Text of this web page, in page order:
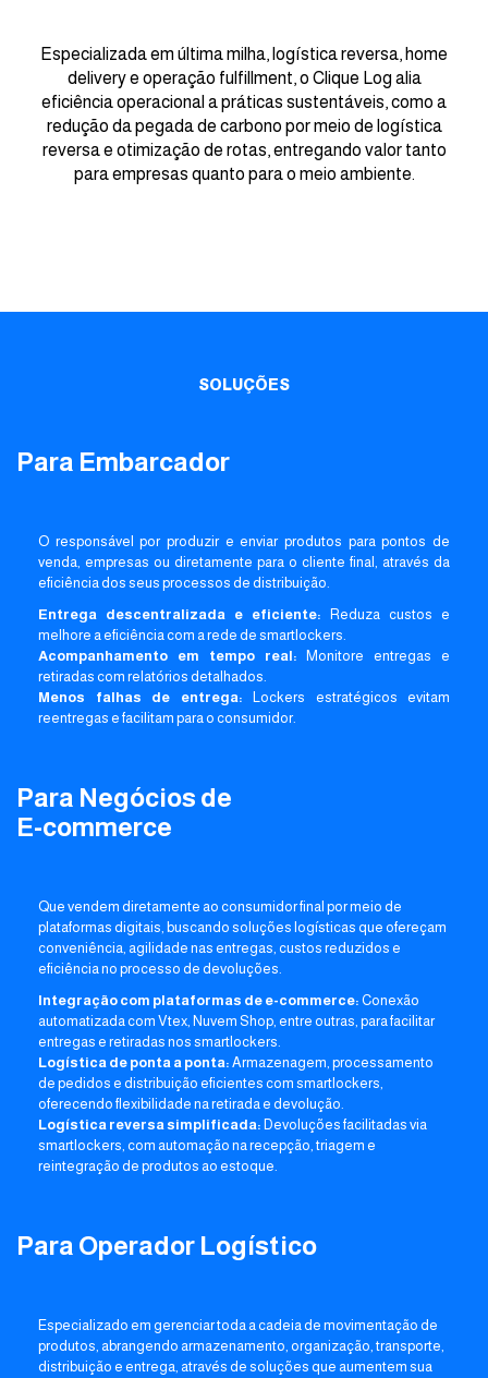
Especializada em última milha, logística reversa, home
delivery e operação fulfillment, o Clique Log alia
eficiência operacional a práticas sustentáveis, como a
redução da pegada de carbono por meio de logística
reversa e otimização de rotas, entregando valor tanto
para empresas quanto para o meio ambiente.
SOLUÇÕES
Para Embarcador
O responsável por produzir e enviar produtos para pontos de
venda, empresas ou diretamente para o cliente final, através da
eficiência dos seus processos de distribuição.
Entrega descentralizada e eficiente: Reduza custos e
melhore a eficiência com a rede de smartlockers.
Acompanhamento em tempo real:
Monitore entregas e
retiradas com relatórios detalhados.
Menos falhas de entrega: Lockers estratégicos evitam
reentregas e facilitam para o consumidor.
Para Negócios de
E-commerce
Que vendem diretamente ao consumidor final por meio de
plataformas digitais, buscando soluções logísticas que ofereçam
conveniência, agilidade nas entregas, custos reduzidos e
eficiência no processo de devoluções.
Integração com plataformas de e-commerce: Conexão
automatizada com Vtex, Nuvem Shop, entre outras, para facilitar
entregas e retiradas nos smartlockers.
Logística de ponta a ponta: Armazenagem, processamento
de pedidos e distribuição eficientes com smartlockers,
oferecendo flexibilidade na retirada e devolução.
Logística reversa simplificada: Devoluções facilitadas via
smartlockers, com automação na recepção, triagem e
reintegração de produtos ao estoque.
Para Operador Logístico
Especializado em gerenciar toda a cadeia de movimentação de
produtos, abrangendo armazenamento, organização, transporte,
distribuição e entrega, através de soluções que aumentem sua